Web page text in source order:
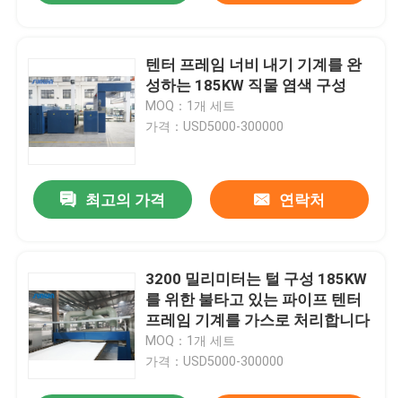
접촉
제품 소개
허풍 너비 내기 기계
구성 너비 내기 기계
텐터 프레임 너비 내기 기계를 완
성하는 185KW 직물 염색 구성
MOQ：1개 세트
가격：USD5000-300000
최고의 가격 연락처
3200 밀리미터는 털 구성 185KW
를 위한 불타고 있는 파이프 텐터
프레임 기계를 가스로 처리합니다
MOQ：1개 세트
가격：USD5000-300000